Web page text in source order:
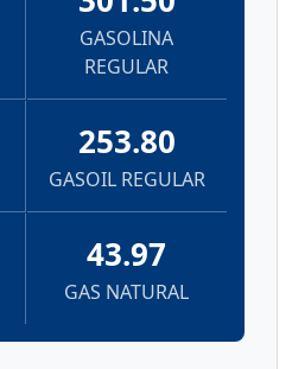
GASOLINA
REGULAR
253.80
GASOIL REGULAR
43.97
GAS NATURAL